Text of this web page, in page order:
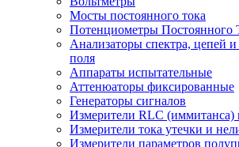
Мосты постоянного тока
Потенциометры Постоянного
Анализаторы спектра, цепей
поля
Аппараты испытательные
Аттенюаторы фиксированные
Генераторы сигналов
Измерители RLC
Измерители тока утечки и
Измерители параметров